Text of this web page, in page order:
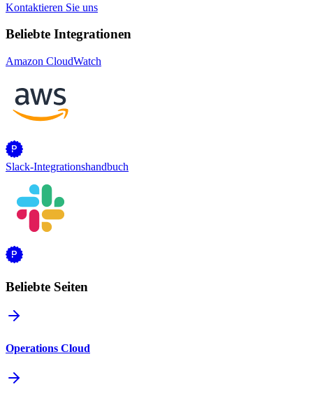
Kontaktieren Sie uns
Beliebte Integrationen
Amazon CloudWatch
Slack-Integrationshandbuch
Beliebte Seiten
Operations Cloud